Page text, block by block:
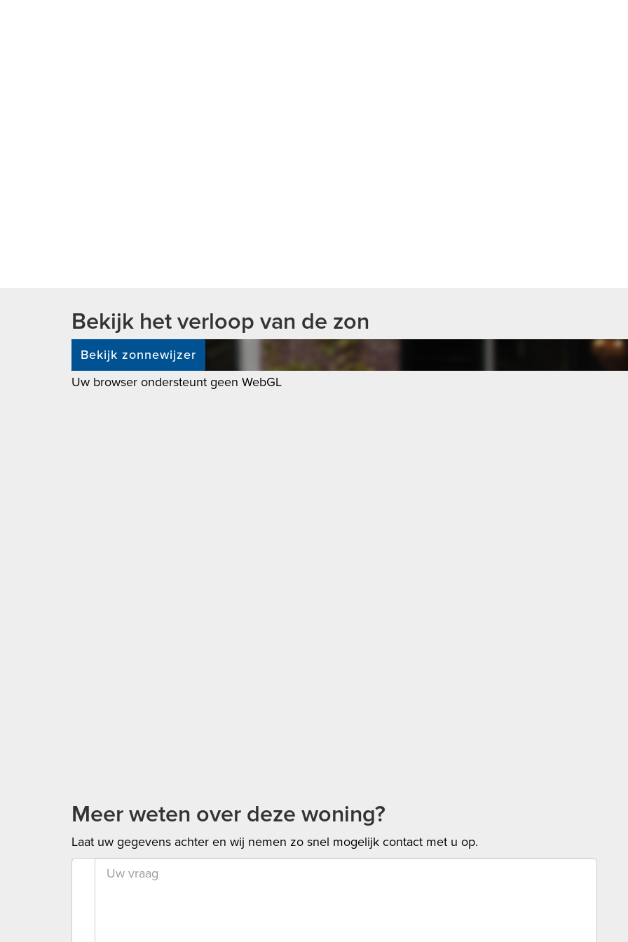
Bekijk het verloop van de zon
Bekijk zonnewijzer
Uw browser ondersteunt geen WebGL
Meer weten over deze woning?
Laat uw gegevens achter en wij nemen zo snel mogelijk contact met u op.